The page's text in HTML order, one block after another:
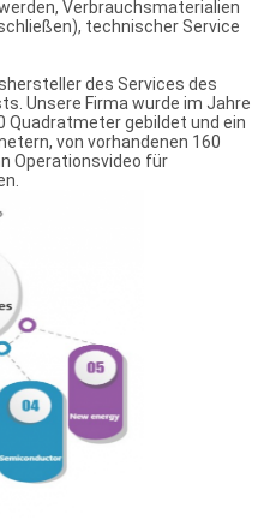
Verbrauchsmaterialien
technischer Service
des Services des
Unsere Firma wurde im Jahre
Quadratmeter gebildet und ein
von vorhandenen 160
Operationsvideo für